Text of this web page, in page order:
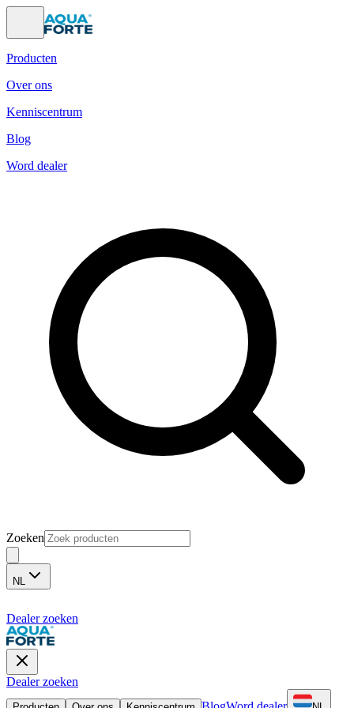
Producten
Over ons
Kenniscentrum
Blog
Word dealer
Zoeken
NL
Dealer zoeken
Dealer zoeken